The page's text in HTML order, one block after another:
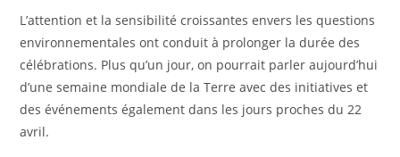
L’attention et la sensibilité croissantes envers les questions
environnementales ont conduit à prolonger la durée des
célébrations. Plus qu’un jour, on pourrait parler aujourd’hui
d’une semaine mondiale de la Terre avec des initiatives et
des événements également dans les jours proches du 22
avril.